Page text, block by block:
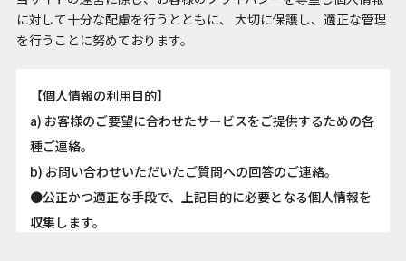
に対して十分な配慮を行うとともに、 大切に保護し、適正な管理
を行うことに努めております。
【個人情報の利用目的】
a) お客様のご要望に合わせたサービスをご提供するための各
種ご連絡。
b) お問い合わせいただいたご質問への回答のご連絡。
●公正かつ適正な手段で、上記目的に必要となる個人情報を
収集します。